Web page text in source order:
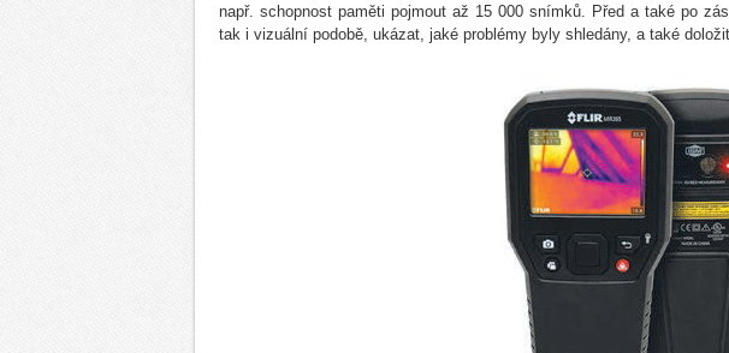
např. schopnost paměti pojmout až 15 000 snímků. Před a také po
tak i vizuální podobě, ukázat, jaké problémy byly shledány, a také